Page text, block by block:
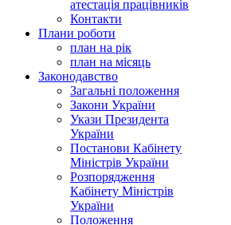
атестація працівників
Контакти
Плани роботи
план на рік
план на місяць
Законодавство
Загальні положення
Закони України
Укази Президента
України
Постанови Кабінету
Міністрів України
Розпорядження
Кабінету Міністрів
України
Положення